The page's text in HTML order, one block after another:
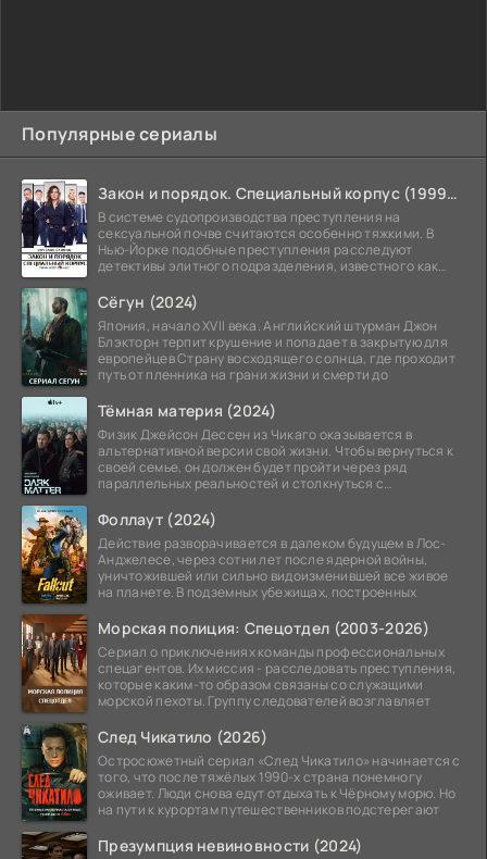
Популярные сериалы
Закон и порядок. Специальный корпус (1999-2026)
В системе судопроизводства преступления на
сексуальной почве считаются особенно тяжкими. В
Нью-Йорке подобные преступления расследуют
детективы элитного подразделения, известного как
Сёгун (2024)
Япония, начало XVII века. Английский штурман Джон
Блэкторн терпит крушение и попадает в закрытую для
европейцев Страну восходящего солнца, где проходит
путь от пленника на грани жизни и смерти до
Тёмная материя (2024)
Физик Джейсон Дессен из Чикаго оказывается в
альтернативной версии свой жизни. Чтобы вернуться к
своей семье, он должен будет пройти через ряд
параллельных реальностей и столкнуться с
Фоллаут (2024)
Действие разворачивается в далеком будущем в Лос-
Анджелесе, через сотни лет после ядерной войны,
уничтожившей или сильно видоизменившей все живое
на планете. В подземных убежищах, построенных
Морская полиция: Спецотдел (2003-2026)
Сериал о приключениях команды профессиональных
спецагентов. Их миссия - расследовать преступления,
которые каким-то образом связаны со служащими
морской пехоты. Группу следователей возглавляет
След Чикатило (2026)
Остросюжетный сериал «След Чикатило» начинается с
того, что после тяжёлых 1990-х страна понемногу
оживает. Люди снова едут отдыхать к Чёрному морю. Но
на пути к курортам путешественников подстерегают
Презумпция невиновности (2024)